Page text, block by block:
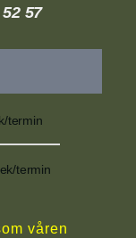
57
termin
termin
våren